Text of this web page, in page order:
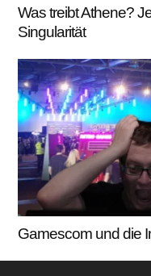
Was treibt Athene?
Singularität
Gamescom und die